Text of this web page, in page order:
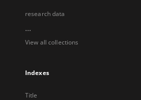
research data
...
View all collections
Indexes
Title